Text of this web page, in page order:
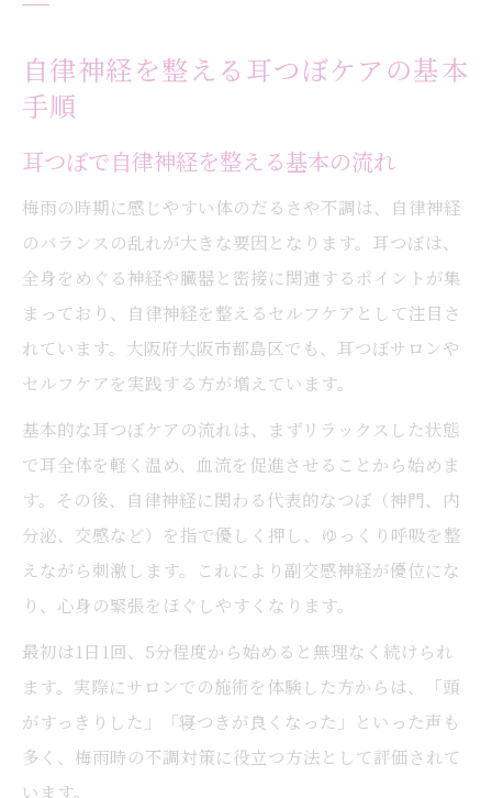
自律神経を整える耳つぼケアの基本
手順
耳つぼで自律神経を整える基本の流れ
梅雨の時期に感じやすい体のだるさや不調は、自律神経
のバランスの乱れが大きな要因となります。耳つぼは、
全身をめぐる神経や臓器と密接に関連するポイントが集
まっており、自律神経を整えるセルフケアとして注目さ
れています。大阪府大阪市都島区でも、耳つぼサロンや
セルフケアを実践する方が増えています。
基本的な耳つぼケアの流れは、まずリラックスした状態
で耳全体を軽く温め、血流を促進させることから始めま
す。その後、自律神経に関わる代表的なつぼ（神門、内
分泌、交感など）を指で優しく押し、ゆっくり呼吸を整
えながら刺激します。これにより副交感神経が優位にな
り、心身の緊張をほぐしやすくなります。
最初は1日1回、5分程度から始めると無理なく続けられ
ます。実際にサロンでの施術を体験した方からは、「頭
がすっきりした」「寝つきが良くなった」といった声も
多く、梅雨時の不調対策に役立つ方法として評価されて
います。